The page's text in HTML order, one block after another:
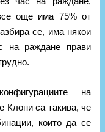
още има 75% от
се, има някои
на раждане прави
на
Клони са такива, че
които да се